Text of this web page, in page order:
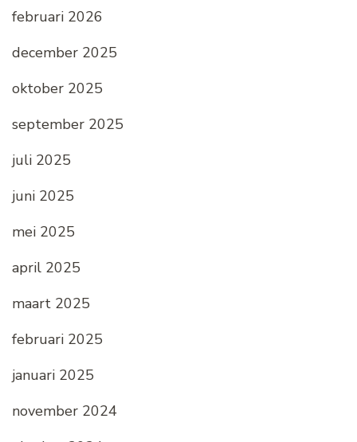
februari 2026
december 2025
oktober 2025
september 2025
juli 2025
juni 2025
mei 2025
april 2025
maart 2025
februari 2025
januari 2025
november 2024